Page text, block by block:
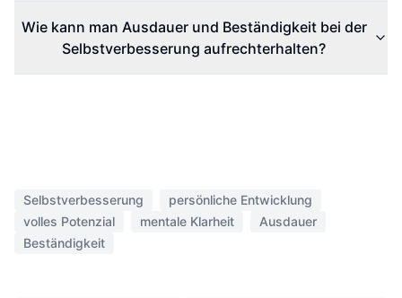
Wie kann man Ausdauer und Beständigkeit bei der
Selbstverbesserung aufrechterhalten?
Selbstverbesserung
persönliche Entwicklung
volles Potenzial
mentale Klarheit
Ausdauer
Beständigkeit